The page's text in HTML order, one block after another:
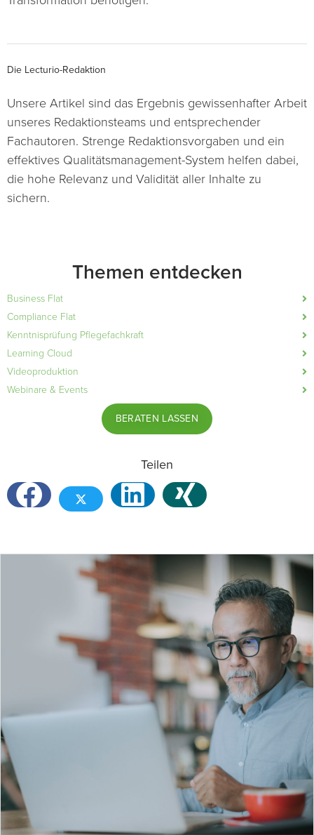
Die Lecturio-Redaktion
Unsere Artikel sind das Ergebnis gewissenhafter Arbeit
unseres Redaktionsteams und entsprechender
Fachautoren. Strenge Redaktionsvorgaben und ein
effektives Qualitätsmanagement-System helfen dabei,
die hohe Relevanz und Validität aller Inhalte zu
sichern.
Themen entdecken
Business Flat
Compliance Flat
Kenntnisprüfung Pflegefachkraft
Learning Cloud
Videoproduktion
Webinare & Events
BERATEN LASSEN
Teilen